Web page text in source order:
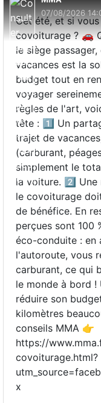
07/08/2026
Cet été, et si
covoiturage ? 🚗
le siège
vacances est la
budget tout en
voyager
règles de l'art,
tête : 1️⃣ Un
trajet de
(carburant,
simplement le
la voiture. 2️⃣
le covoiturage
de bénéfice. En
perçues sont 100
éco-conduite : en
l'autoroute, vous
carburant, ce qui
le monde à bord
réduire son
kilomètres
conseils MMA 👉
https://
covoiturage.html?
x